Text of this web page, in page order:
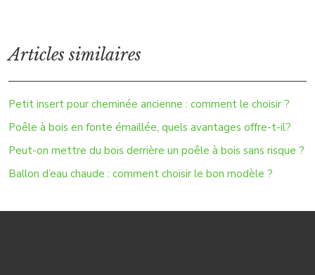
Articles similaires
Petit insert pour cheminée ancienne : comment le choisir ?
Poêle à bois en fonte émaillée, quels avantages offre-t-il?
Peut-on mettre du bois derrière un poêle à bois sans risque ?
Ballon d’eau chaude : comment choisir le bon modèle ?